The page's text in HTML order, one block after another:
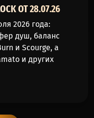
ОТ 28.07.26
2026 года:
душ, баланс
и Scourge, а
и других